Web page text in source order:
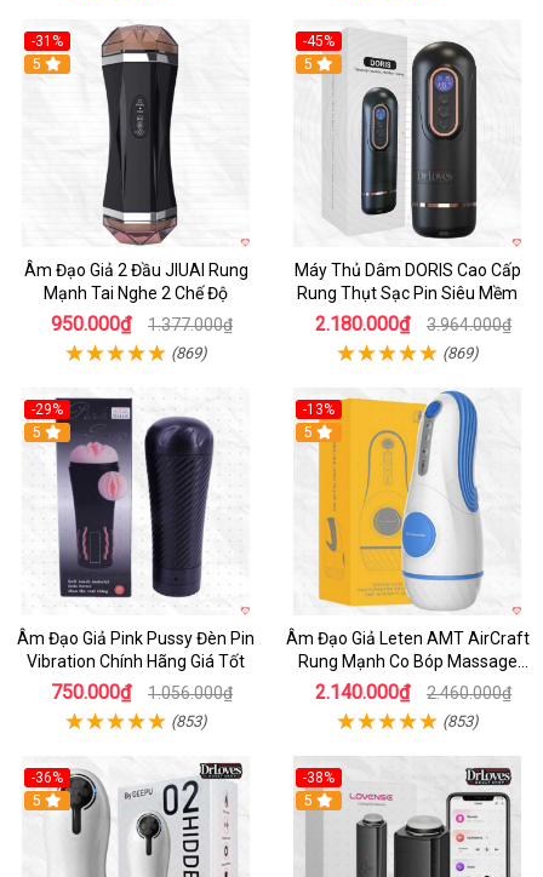
-31%
5
Âm Đạo Giả 2 Đầu JIUAI Rung
Mạnh Tai Nghe 2 Chế Độ
950.000₫ 1.377.000₫
(869)
-45%
Hot
5
Máy Thủ Dâm DORIS Cao Cấp
Rung Thụt Sạc Pin Siêu Mềm
2.180.000₫ 3.964.000₫
(869)
-29%
5
Âm Đạo Giả Pink Pussy Đèn Pin
Vibration Chính Hãng Giá Tốt
750.000₫ 1.056.000₫
(853)
-13%
5
Âm Đạo Giả Leten AMT AirCraft
Rung Mạnh Co Bóp Massage
Êm Ái
2.140.000₫ 2.460.000₫
(853)
-36%
Hot
5
-38%
Hot
5